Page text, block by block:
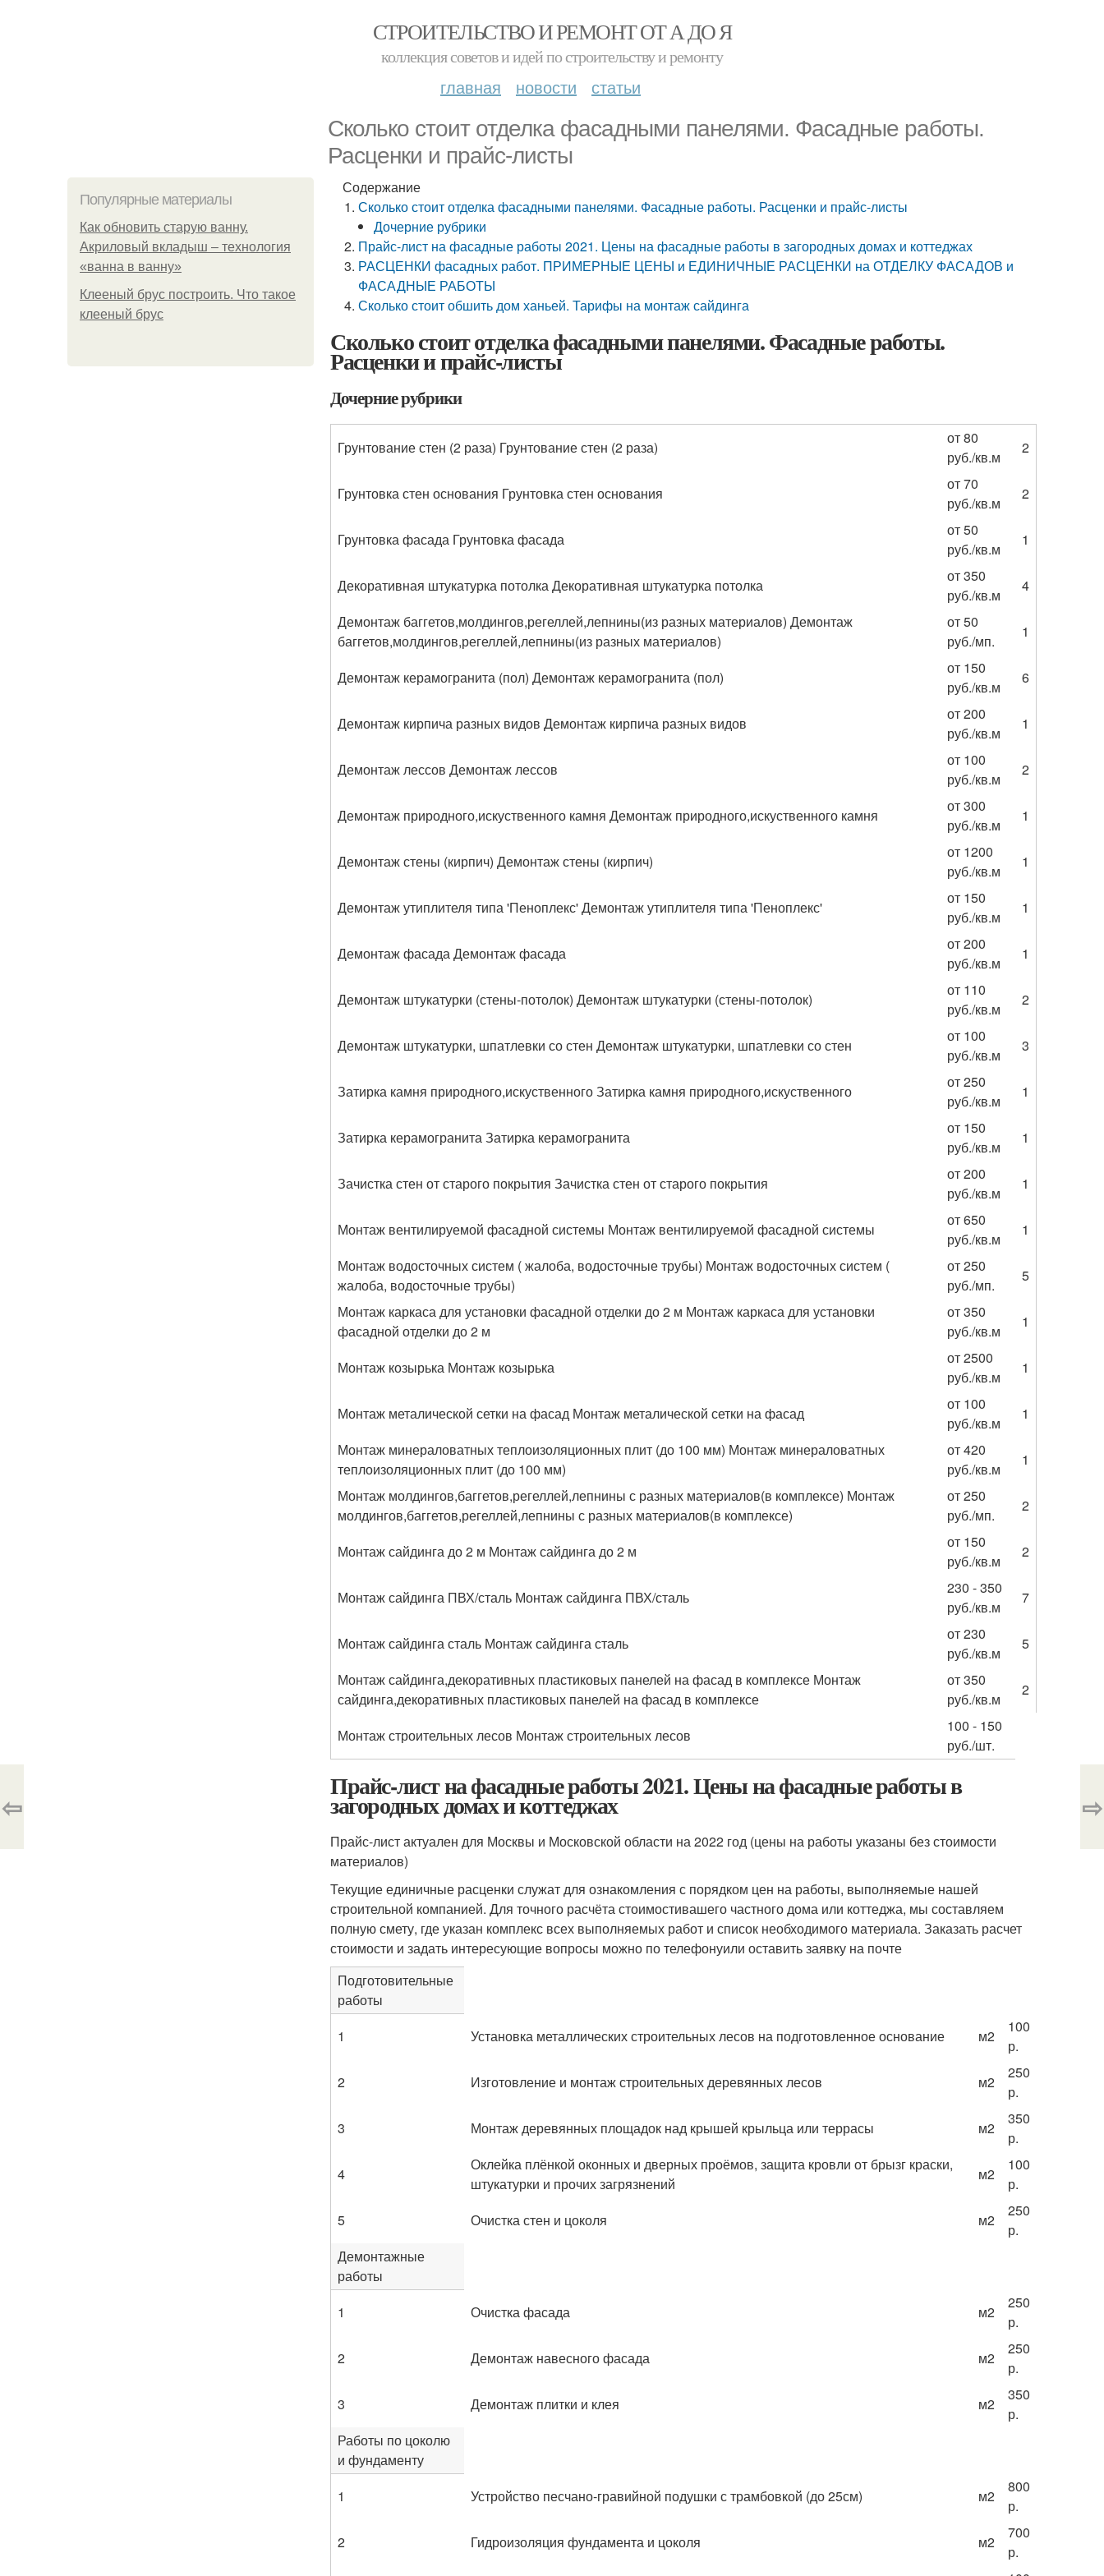
СТРОИТЕЛЬСТВО И РЕМОНТ ОТ А ДО Я
коллекция советов и идей по строительству и ремонту
главная новости статьи
Сколько стоит отделка фасадными панелями. Фасадные работы.
Расценки и прайс-листы
Популярные материалы
Как обновить старую ванну.
Акриловый вкладыш – технология
«ванна в ванну»
Клееный брус построить. Что такое
клееный брус
Содержание
Сколько стоит отделка фасадными панелями. Фасадные работы. Расценки и прайс-листы
Дочерние рубрики
Прайс-лист на фасадные работы 2021. Цены на фасадные работы в загородных домах и коттеджах
РАСЦЕНКИ фасадных работ. ПРИМЕРНЫЕ ЦЕНЫ и ЕДИНИЧНЫЕ РАСЦЕНКИ на ОТДЕЛКУ ФАСАДОВ и
ФАСАДНЫЕ РАБОТЫ
Сколько стоит обшить дом ханьей. Тарифы на монтаж сайдинга
Сколько стоит отделка фасадными панелями. Фасадные работы.
Расценки и прайс-листы
Дочерние рубрики
Грунтование стен (2 раза) Грунтование стен (2 раза)
от 80
руб./кв.м
2
Грунтовка стен основания Грунтовка стен основания
от 70
руб./кв.м
2
Грунтовка фасада Грунтовка фасада
от 50
руб./кв.м
1
Декоративная штукатурка потолка Декоративная штукатурка потолка
от 350
руб./кв.м
4
Демонтаж баггетов,молдингов,регеллей,лепнины(из разных материалов) Демонтаж
баггетов,молдингов,регеллей,лепнины(из разных материалов)
от 50
руб./мп.
1
Демонтаж керамогранита (пол) Демонтаж керамогранита (пол)
от 150
руб./кв.м
6
Демонтаж кирпича разных видов Демонтаж кирпича разных видов
от 200
руб./кв.м
1
Демонтаж лессов Демонтаж лессов
от 100
руб./кв.м
2
Демонтаж природного,искуственного камня Демонтаж природного,искуственного камня
от 300
руб./кв.м
1
Демонтаж стены (кирпич) Демонтаж стены (кирпич)
от 1200
руб./кв.м
1
Демонтаж утиплителя типа 'Пеноплекс' Демонтаж утиплителя типа 'Пеноплекс'
от 150
руб./кв.м
1
Демонтаж фасада Демонтаж фасада
от 200
руб./кв.м
1
Демонтаж штукатурки (стены-потолок) Демонтаж штукатурки (стены-потолок)
от 110
руб./кв.м
2
Демонтаж штукатурки, шпатлевки со стен Демонтаж штукатурки, шпатлевки со стен
от 100
руб./кв.м
3
Затирка камня природного,искуственного Затирка камня природного,искуственного
от 250
руб./кв.м
1
Затирка керамогранита Затирка керамогранита
от 150
руб./кв.м
1
Зачистка стен от старого покрытия Зачистка стен от старого покрытия
от 200
руб./кв.м
1
Монтаж вентилируемой фасадной системы Монтаж вентилируемой фасадной системы
от 650
руб./кв.м
1
Монтаж водосточных систем ( жалоба, водосточные трубы) Монтаж водосточных систем (
жалоба, водосточные трубы)
от 250
руб./мп.
5
Монтаж каркаса для установки фасадной отделки до 2 м Монтаж каркаса для установки
фасадной отделки до 2 м
от 350
руб./кв.м
1
Монтаж козырька Монтаж козырька
от 2500
руб./кв.м
1
Монтаж металической сетки на фасад Монтаж металической сетки на фасад
от 100
руб./кв.м
1
Монтаж минераловатных теплоизоляционных плит (до 100 мм) Монтаж минераловатных
теплоизоляционных плит (до 100 мм)
от 420
руб./кв.м
1
Монтаж молдингов,баггетов,регеллей,лепнины с разных материалов(в комплексе) Монтаж
молдингов,баггетов,регеллей,лепнины с разных материалов(в комплексе)
от 250
руб./мп.
2
Монтаж сайдинга до 2 м Монтаж сайдинга до 2 м
от 150
руб./кв.м
2
Монтаж сайдинга ПВХ/сталь Монтаж сайдинга ПВХ/сталь
230 - 350
руб./кв.м
7
Монтаж сайдинга сталь Монтаж сайдинга сталь
от 230
руб./кв.м
5
Монтаж сайдинга,декоративных пластиковых панелей на фасад в комплексе Монтаж
сайдинга,декоративных пластиковых панелей на фасад в комплексе
от 350
руб./кв.м
2
Монтаж строительных лесов Монтаж строительных лесов
100 - 150
руб./шт.
Прайс-лист на фасадные работы 2021. Цены на фасадные работы в
загородных домах и коттеджах
Прайс-лист актуален для Москвы и Московской области на 2022 год (цены на работы указаны без стоимости
материалов)
Текущие единичные расценки служат для ознакомления с порядком цен на работы, выполняемые нашей
строительной компанией. Для точного расчёта стоимостивашего частного дома или коттеджа, мы составляем
полную смету, где указан комплекс всех выполняемых работ и список необходимого материала. Заказать расчет
стоимости и задать интересующие вопросы можно по телефонуили оставить заявку на почте
Подготовительные
работы
1
Установка металлических строительных лесов на подготовленное основание м2
100
р.
2
Изготовление и монтаж строительных деревянных лесов м2
250
р.
3
Монтаж деревянных площадок над крышей крыльца или террасы м2
350
р.
4
Оклейка плёнкой оконных и дверных проёмов, защита кровли от брызг краски,
штукатурки и прочих загрязнений
м2
100
р.
5
Очистка стен и цоколя м2
250
р.
Демонтажные
работы
1
Очистка фасада м2
250
р.
2
Демонтаж навесного фасада м2
250
р.
3
Демонтаж плитки и клея м2
350
р.
Работы по цоколю
и фундаменту
1
Устройство песчано-гравийной подушки с трамбовкой (до 25см) м2
800
р.
2
Гидроизоляция фундамента и цоколя м2
700
р.
⇦ ⇨